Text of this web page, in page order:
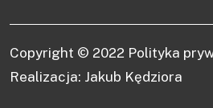
Copyright © 2022 Polityka
Realizacja: Jakub Kędziora